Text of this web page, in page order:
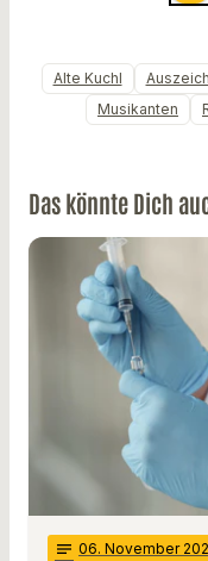
Alte Kuchl
Musikanten
Das könnte Dich
notes 06. November